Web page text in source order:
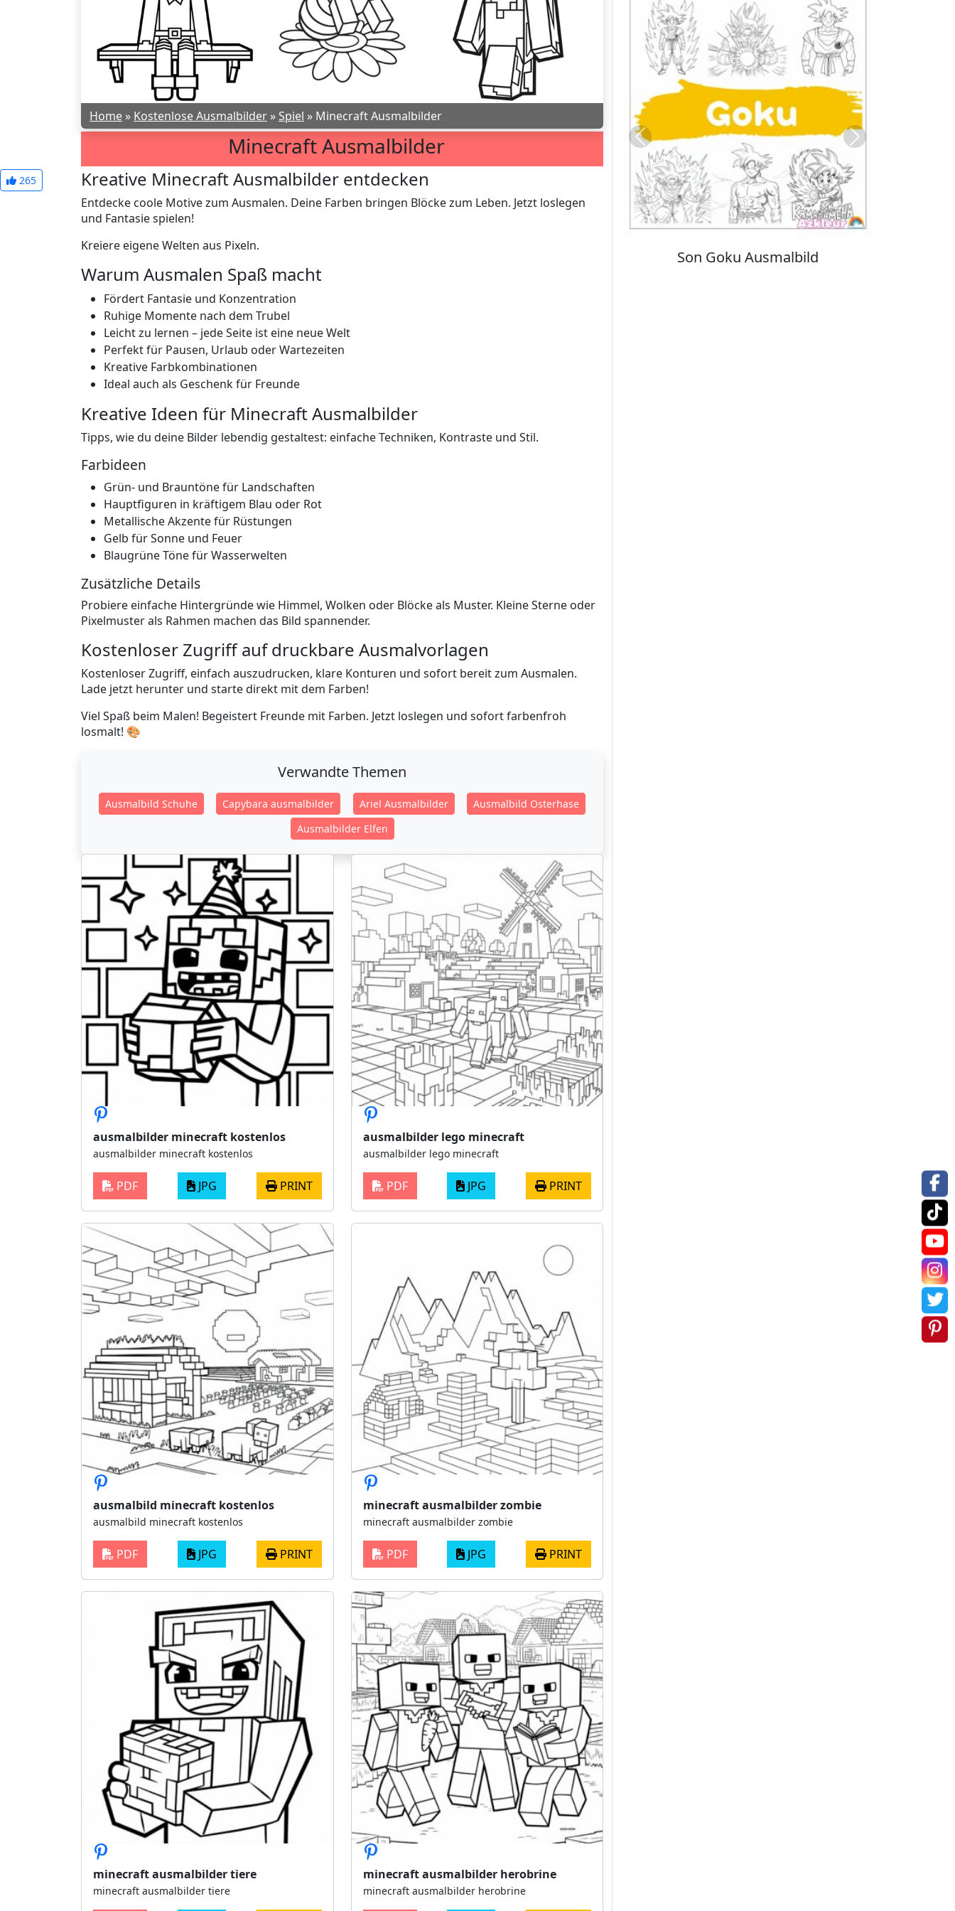
Home » Kostenlose Ausmalbilder »Spiel » Minecraft Ausmalbilder
Minecraft Ausmalbilder
265 Kreative Minecraft Ausmalbilder entdecken
Entdecke coole Motive zum Ausmalen. Deine Farben bringen Blöcke zum Leben. Jetzt loslegen
und Fantasie spielen!
Kreiere eigene Welten aus Pixeln.
Warum Ausmalen Spaß macht
Fördert Fantasie und Konzentration
Ruhige Momente nach dem Trubel
Leicht zu lernen – jede Seite ist eine neue Welt
Perfekt für Pausen, Urlaub oder Wartezeiten
Kreative Farbkombinationen
Ideal auch als Geschenk für Freunde
Kreative Ideen für Minecraft Ausmalbilder
Tipps, wie du deine Bilder lebendig gestaltest: einfache Techniken, Kontraste und Stil.
Farbideen
Grün- und Brauntöne für Landschaften
Hauptfiguren in kräftigem Blau oder Rot
Metallische Akzente für Rüstungen
Gelb für Sonne und Feuer
Blaugrüne Töne für Wasserwelten
Zusätzliche Details
Probiere einfache Hintergründe wie Himmel, Wolken oder Blöcke als Muster. Kleine Sterne oder
Pixelmuster als Rahmen machen das Bild spannender.
Kostenloser Zugriff auf druckbare Ausmalvorlagen
Kostenloser Zugriff, einfach auszudrucken, klare Konturen und sofort bereit zum Ausmalen.
Lade jetzt herunter und starte direkt mit dem Farben!
Viel Spaß beim Malen! Begeistert Freunde mit Farben. Jetzt loslegen und sofort farbenfroh
losmalt! 🎨
Verwandte Themen
Ausmalbild Schuhe Capybara ausmalbilder Ariel Ausmalbilder
Ausmalbild Osterhase
Ausmalbilder Elfen
ausmalbilder minecraft kostenlos
ausmalbilder minecraft kostenlos
PDF JPG PRINT
ausmalbilder lego minecraft
ausmalbilder lego minecraft
PDF JPG PRINT
ausmalbild minecraft kostenlos
ausmalbild minecraft kostenlos
PDF JPG PRINT
minecraft ausmalbilder zombie
minecraft ausmalbilder zombie
PDF JPG PRINT
minecraft ausmalbilder tiere
minecraft ausmalbilder tiere
minecraft ausmalbilder herobrine
minecraft ausmalbilder herobrine
Kuromi Ausmalbilder
Previous Next